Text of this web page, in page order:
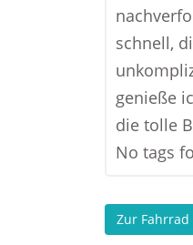
schnell,
genieße
die tolle
No tags
Zur Fahrrad